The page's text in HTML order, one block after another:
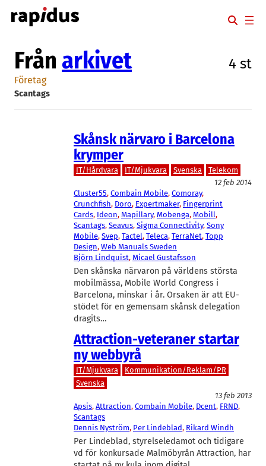
Hoppa
till
Från arkivet 4 st
Företag
Scantags
Skånsk närvaro i Barcelona
krymper
IT/Hårdvara IT/Mjukvara Svenska
Telekom
12 feb 2014
Cluster55, Combain Mobile, Comoray
Crunchfish, Doro, Expertmaker, Fingerprint
Cards, Ideon, Mapillary, Mobenga, Mobill
Scantags, Seavus, Sigma Connectivity, Sony
Mobile, Svep, Tactel, Teleca, TerraNet, Topp
Design, Web Manuals Sweden
Björn Lindquist, Micael Gustafsson
Den skånska närvaron på världens största
mobilmässa, Mobile World Congress i
Barcelona, minskar i år. Orsaken är att EU-
stödet för en gemensam skånsk delegation
dragits…
Attraction-veteraner startar
ny webbyrå
IT/Mjukvara
Kommunikation/Reklam/PR
Svenska
13 feb 2013
Apsis, Attraction, Combain Mobile, Dcent, FRND
Scantags
Dennis Nyström, Per Lindeblad, Rikard Windh
Per Lindeblad, styrelseledamot och tidigare
vd för konkursade Malmöbyrån Attraction, har